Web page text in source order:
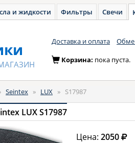
и жидкости Фильтры Свечи
Доставка и оплата
Корзина: пока пуста.
Seintex » LUX » S17987
LUX S17987
Цена:2050